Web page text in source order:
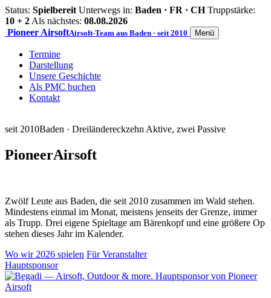
Status: Spielbereit Unterwegs in: Baden · FR · CH Truppstärke:
10 + 2 Als nächstes: 08.08.2026
Pioneer AirsoftAirsoft-Team aus Baden · seit 2010 Menü
Termine
Darstellung
Unsere Geschichte
Als PMC buchen
Kontakt
seit 2010Baden · Dreiländereckzehn Aktive, zwei Passive
PioneerAirsoft
Zwölf Leute aus Baden, die seit 2010 zusammen im Wald stehen.
Mindestens einmal im Monat, meistens jenseits der Grenze, immer
als Trupp. Drei eigene Spieltage am Bärenkopf und eine größere Op
stehen dieses Jahr im Kalender.
Wo wir 2026 spielen Für Veranstalter
Hauptsponsor